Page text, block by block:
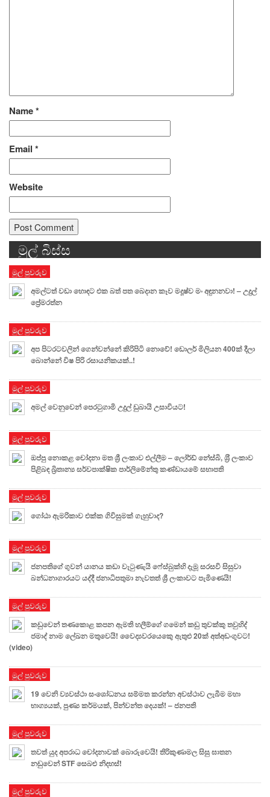
Name*
Email *
Website
Alternative:
මුල් බිස්ස
මුල් පුවරුව
අමල්ටත් වඩා හොඳට එක බත් පත බෙදාන කෑව මදූෂ්ව මං අඳුනනවා! – උදුල්
ප්‍රේමරත්න
මුල් පුවරුව
අප පිටරටවලින් ගෙන්වන්නේ කිරිපිටි නොවේ! ඩොලර් මිලියන 400ක් දීලා
බොන්නේ විෂ පිරි රසායනිකයක්..!
මුල් පුවරුව
අමල් වෙනුවෙන් පෙරටුගාමි උදුල් ඩුබායි උසාවියට!
මුල් පුවරුව
ඔප්පු නොකළ චෝදනා මත ශ්‍රී ලංකාව එල්ලීම – ලෝර්ඩ් නේස්බි, ශ‍්‍රී ලංකාව
පිළිබඳ බ්‍රිතාන්‍ය සර්වපාක්ෂික පාර්ලිමේන්තු කණ්ඩායමේ සභාපති
මුල් පුවරුව
ගෝඨා ඇමරිකාව එක්ක ගිවිසුමක් ගැහුවාද?
මුල් පුවරුව
ජනපතිගේ ගුවන් යානය කඩා වැටුණැයි ෆේස්බුක්හි දැමූ සරසවි සිසුවා
බන්ධනාගාරයට යද්දී ජනාධිපතුමා නැවතත් ශ්‍රී ලංකාවට පැමිණෙයි!
මුල් පුවරුව
කඩුවෙන් තණකොළ කපන ඇමති හලීම්ගේ ගමෙන් කඩු තුවක්කු තවුහිද්
ජමාද් නාම ලේඛන මතුවෙයි! වෛද්‍යවරයෙකෙු ඇතුළු 20ක් අත්අඩංගුවට!
(video)
මුල් පුවරුව
19 වෙනි ව්‍යවස්ථා සංශෝධනය සම්මත කරන්න අවස්ථාව ලැබීම මහා
භාග්‍යයක්, පුණ්‍ය කර්මයක්, පින්වන්ත දෙයක්! – ජනපති
මුල් පුවරුව
තවත් යුද අපරාධ චෝදනාවක් බොරුවෙයි! තිරිකුණාමල සිසු ඝාතන
නඩුවෙන් STF සෙබළු නිදහස්!
මුල් පුවරුව